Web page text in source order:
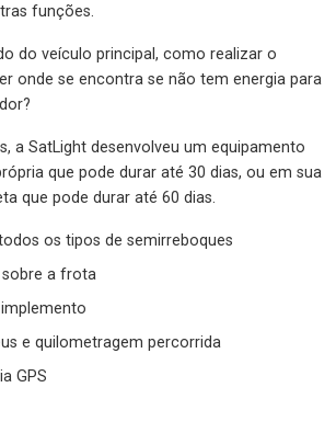
funções.
do veículo principal, como realizar o
onde se encontra se não tem energia para
a SatLight desenvolveu um equipamento
que pode durar até 30 dias, ou em sua
que pode durar até 60 dias.
os tipos de semirreboques
a frota
e quilometragem percorrida
GPS